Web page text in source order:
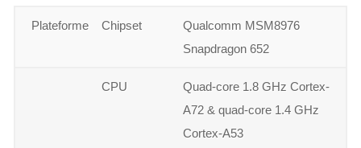
Plateforme Chipset
Qualcomm MSM8976
Snapdragon 652
CPU
Quad-core 1.8 GHz Cortex-
A72 & quad-core 1.4 GHz
Cortex-A53